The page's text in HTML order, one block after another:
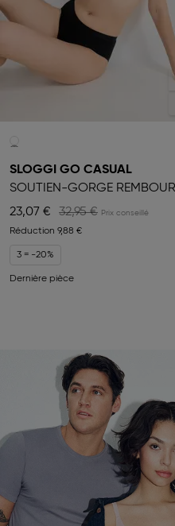
SLOGGI GO CASUAL
23,07 €
32,95 €
Réduction 9,88 €
3 = -20%
Dernière pièce